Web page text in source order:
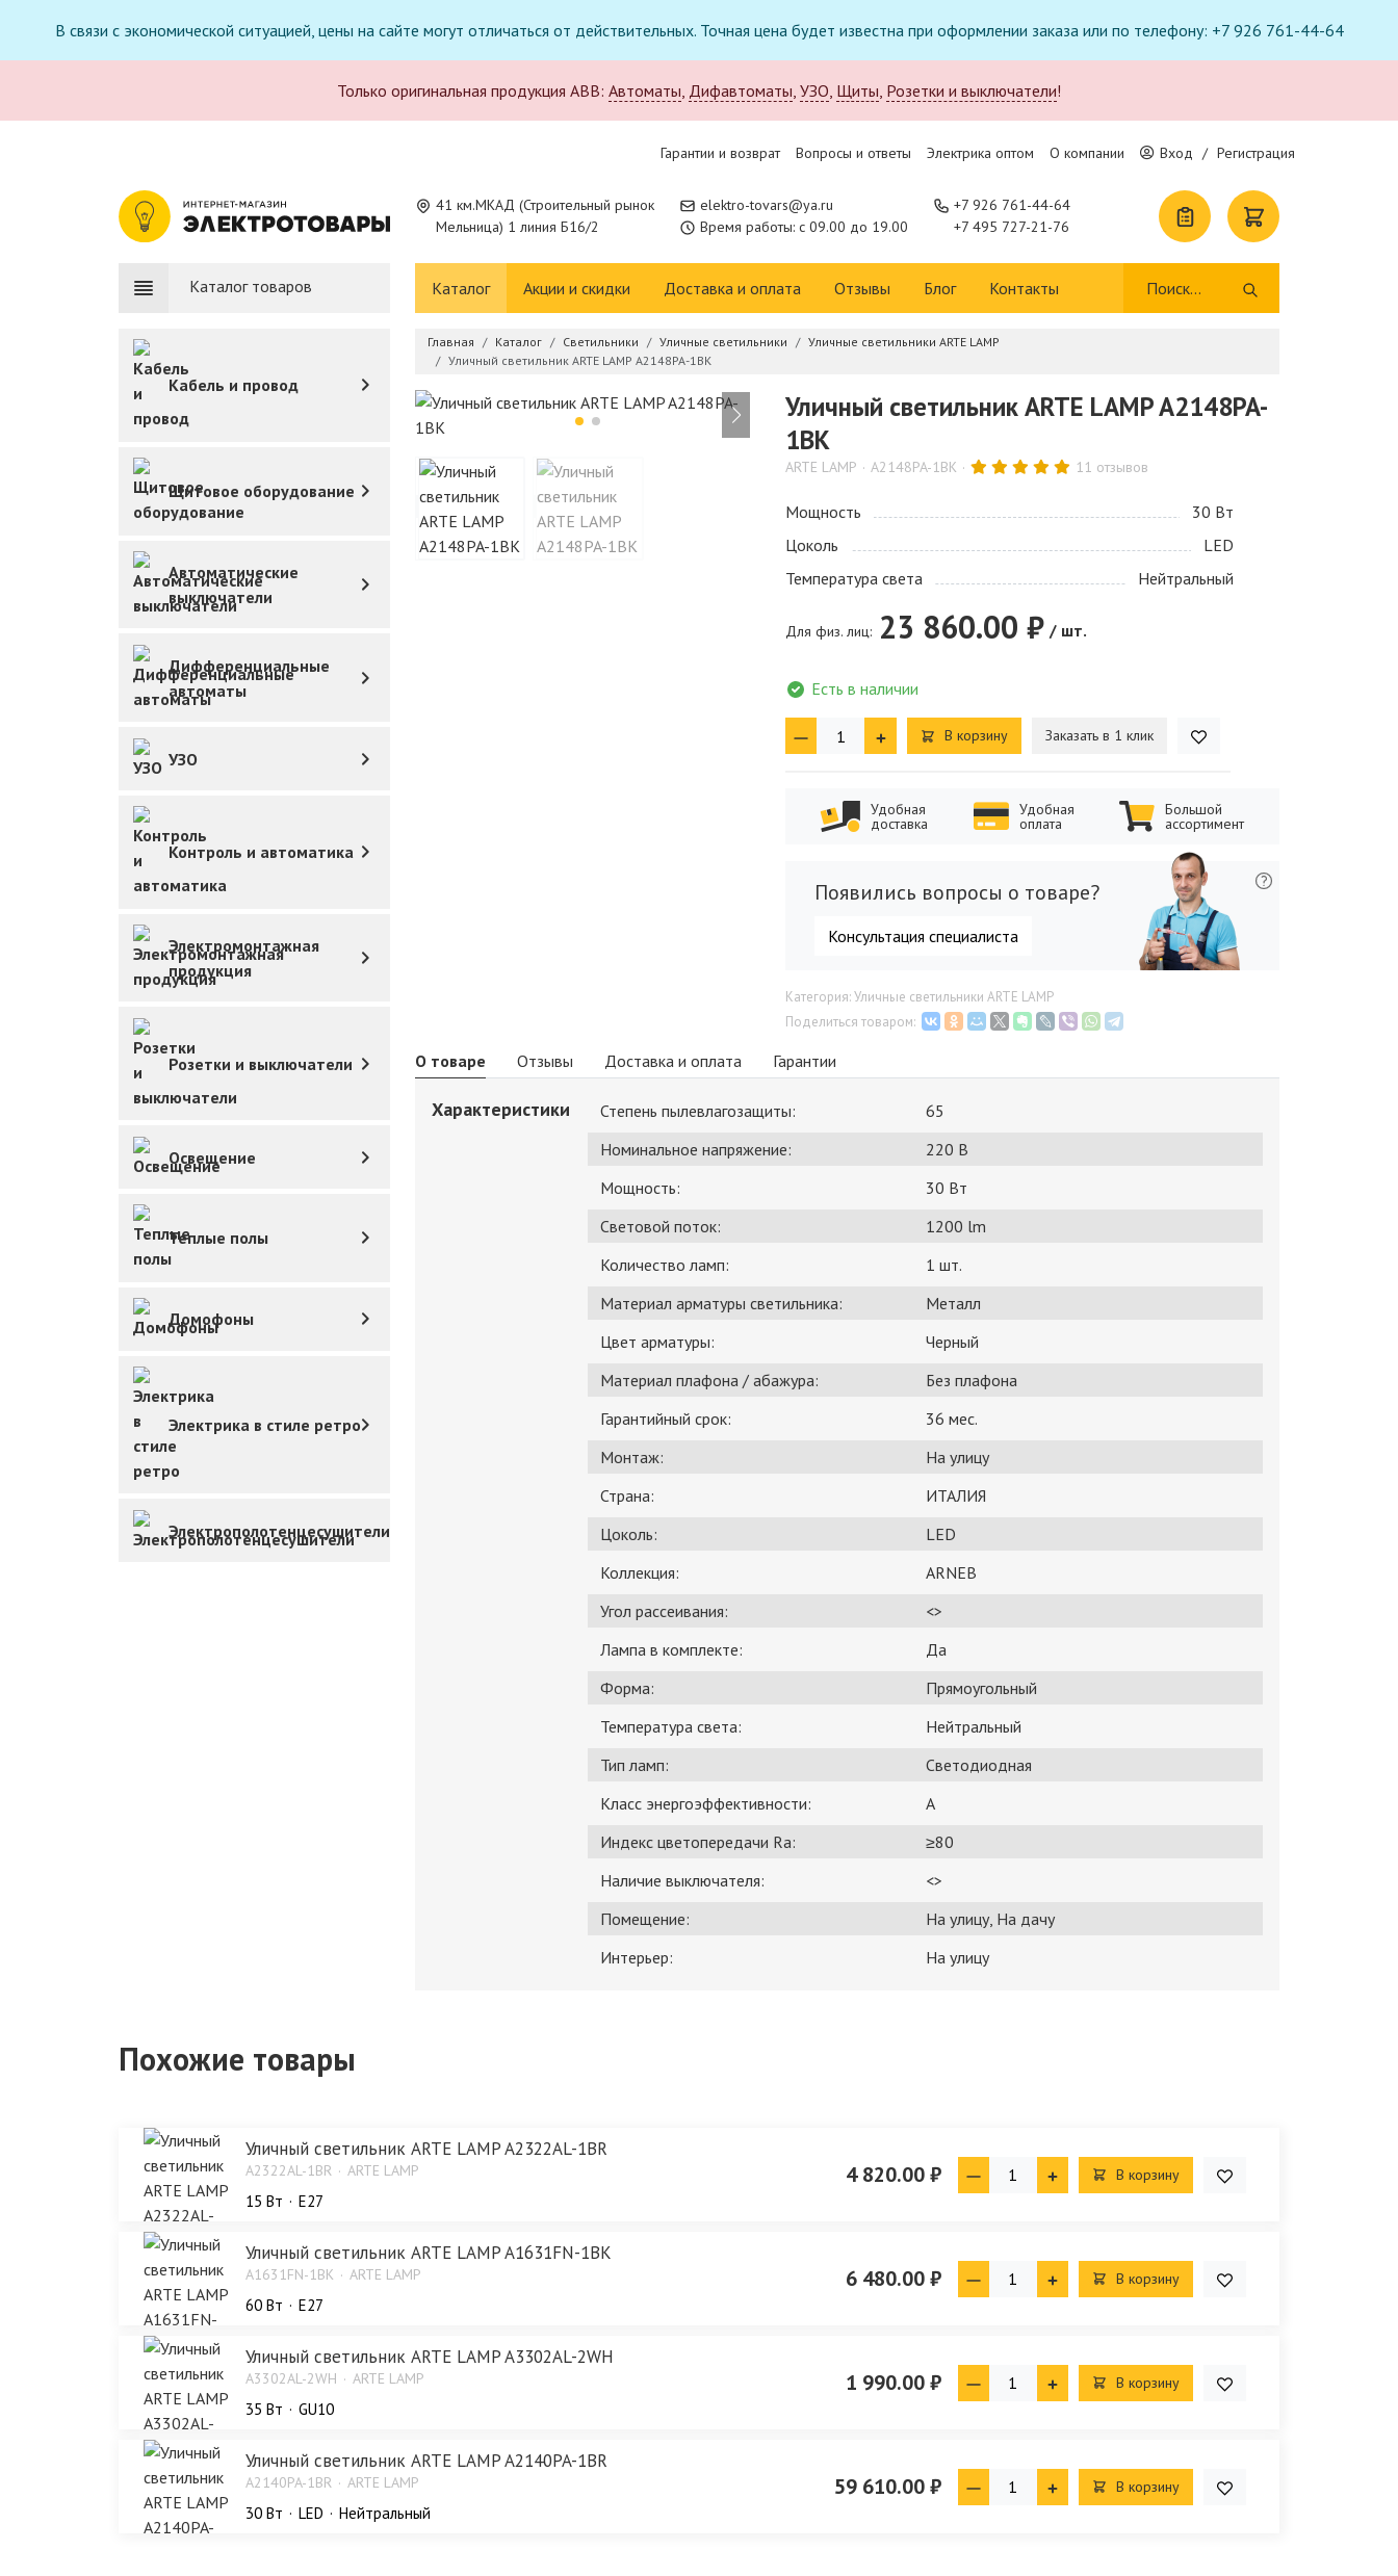
В связи с экономической ситуацией, цены на сайте могут отличаться от действительных. Точная цена будет известна при оформлении заказа или по телефону: +7 926 761-44-64
Только оригинальная продукция ABB: Автоматы, Дифавтоматы, УЗО, Щиты, Розетки и выключатели!
Гарантии и возврат Вопросы и ответы Электрика оптом О компании Вход / Регистрация
41 км.МКАД (Строительный рынок
Мельница) 1 линия Б16/2
elektro-tovars@ya.ru
Время работы: с 09.00 до 19.00
+7 926 761-44-64
+7 495 727-21-76
Каталог товаров Каталог Акции и скидки Доставка и оплата Отзывы Блог Контакты
Кабель и провод
Щитовое оборудование
Автоматические
выключатели
Дифференциальные
автоматы
УЗО
Контроль и автоматика
Электромонтажная
продукция
Розетки и выключатели
Освещение
Теплые полы
Домофоны
Электрика в стиле ретро
Электрополотенцесушители
Главная Каталог Светильники Уличные светильники
Уличные светильники ARTE LAMP
Уличный светильник ARTE LAMP A2148PA-1BK
Уличный светильник ARTE LAMP A2148PA-
1BK
ARTE LAMP A2148PA-1BK 11 отзывов
Мощность
30 Bт
Цоколь
LED
Температура света
Нейтральный
Для физ. лиц: 23 860.00 ₽ / шт.
Есть в наличии
В корзину Заказать в 1 клик
Удобная
доставка
Удобная
оплата
Большой
ассортимент
Появились вопросы о товаре?
Консультация специалиста
Категория: Уличные светильники ARTE LAMP
Поделиться товаром:
О товаре Отзывы Доставка и оплата Гарантии
Характеристики Степень пылевлагозащиты:
65
Номинальное напряжение:
220 В
Мощность:
30 Bт
Световой поток:
1200 lm
Количество ламп:
1 шт.
Материал арматуры светильника:
Металл
Цвет арматуры:
Черный
Материал плафона / абажура:
Без плафона
Гарантийный срок:
36 мес.
Монтаж:
На улицу
Страна:
ИТАЛИЯ
Цоколь:
LED
Коллекция:
ARNEB
Угол рассеивания:
<>
Лампа в комплекте:
Да
Форма:
Прямоугольный
Температура света:
Нейтральный
Тип ламп:
Светодиодная
Класс энергоэффективности:
A
Индекс цветопередачи Ra:
≥80
Наличие выключателя:
<>
Помещение:
На улицу, На дачу
Интерьер:
На улицу
Похожие товары
Уличный светильник ARTE LAMP A2322AL-1BR
A2322AL-1BR ARTE LAMP
15 Bт E27
4 820.00 ₽ В корзину
Уличный светильник ARTE LAMP A1631FN-1BK
A1631FN-1BK ARTE LAMP
60 Bт E27
6 480.00 ₽ В корзину
Уличный светильник ARTE LAMP A3302AL-2WH
A3302AL-2WH ARTE LAMP
35 Bт GU10
1 990.00 ₽ В корзину
Уличный светильник ARTE LAMP A2140PA-1BR
A2140PA-1BR ARTE LAMP
30 Bт LED Нейтральный
59 610.00 ₽ В корзину